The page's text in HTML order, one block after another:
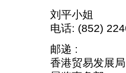
刘平小姐
电话: (852)
邮递 :
香港贸易发展局